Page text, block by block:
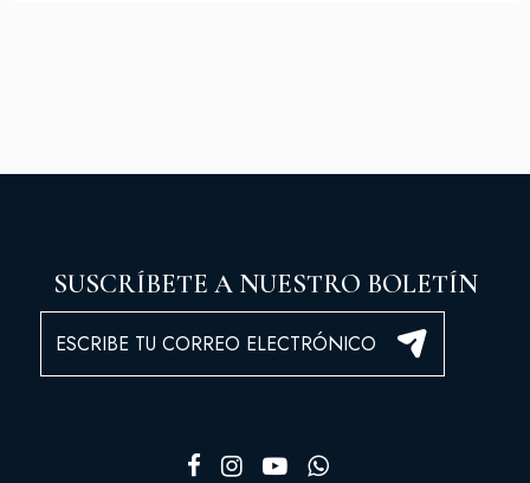
SUSCRÍBETE A NUESTRO BOLETÍN